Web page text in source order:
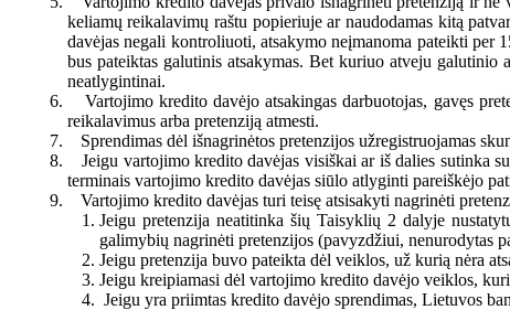
keliamų reikalavimų raštu popieriuje ar naudodamas kitą
davėjas negali kontroliuoti, atsakymo neįmanoma pateikti per
bus pateiktas galutinis atsakymas. Bet kuriuo atveju
neatlygintinai.
Vartojimo kredito davėjo atsakingas darbuotojas, gavęs
reikalavimus arba pretenziją atmesti.
Sprendimas dėl išnagrinėtos pretenzijos užregistruojamas
Jeigu vartojimo kredito davėjas visiškai ar iš dalies sutinka
terminais vartojimo kredito davėjas siūlo atlyginti pareiškėjo
Vartojimo kredito davėjas turi teisę atsisakyti nagrinėti
Jeigu pretenzija neatitinka šių Taisyklių 2 dalyje
galimybių nagrinėti pretenzijos (pavyzdžiui, nenurodytas
Jeigu pretenzija buvo pateikta dėl veiklos, už kurią nėra
Jeigu kreipiamasi dėl vartojimo kredito davėjo veiklos,
Jeigu yra priimtas kredito davėjo sprendimas, Lietuvos